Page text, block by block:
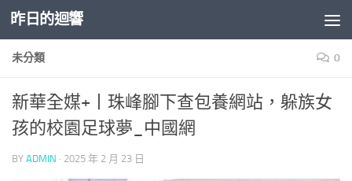
Skip to content
昨日的迴響
未分類 0
新華全媒+丨珠峰腳下查包養網站，躲族女
孩的校園足球夢_中國網
BY ADMIN · 2025 年 2 月 23 日